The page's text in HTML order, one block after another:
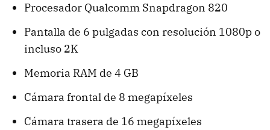
Procesador Qualcomm Snapdragon 820
Pantalla de 6 pulgadas con resolución 1080p o
incluso 2K
Memoria RAM de 4 GB
Cámara frontal de 8 megapíxeles
Cámara trasera de 16 megapíxeles